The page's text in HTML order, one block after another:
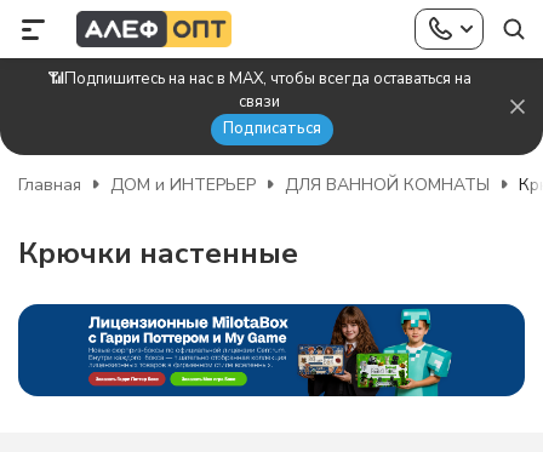
📶Подпишитесь на нас в MAX, чтобы всегда оставаться на
связи
Подписаться
Главная ДОМ и ИНТЕРЬЕР ДЛЯ ВАННОЙ КОМНАТЫ
Крючки настенные